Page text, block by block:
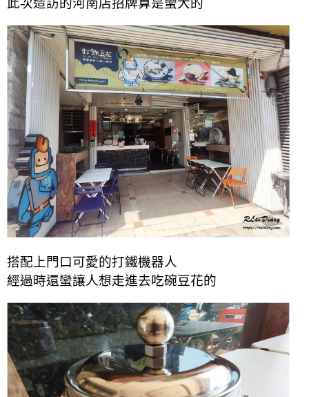
此次造訪的河南店招牌算是蠻大的
搭配上門口可愛的打鐵機器人
經過時還蠻讓人想走進去吃碗豆花的